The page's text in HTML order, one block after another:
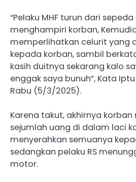
“Pelaku MHF turun dari
menghampiri korban,
memperlihatkan celurit yang
kepada korban, sambil
kasih duitnya sekarang kalo
enggak saya bunuh”, Kata
Rabu (5/3/2025).
Karena takut, akhirnya
sejumlah uang di dalam laci
menyerahkan semuanya
sedangkan pelaku RS
motor.